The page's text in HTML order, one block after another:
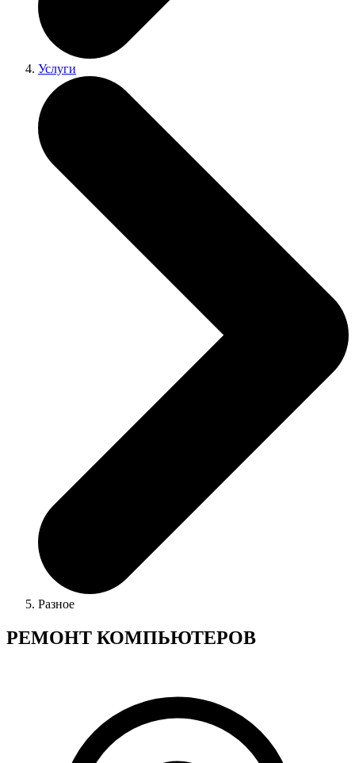
Услуги
Разное
РЕМОНТ КОМПЬЮТЕРОВ